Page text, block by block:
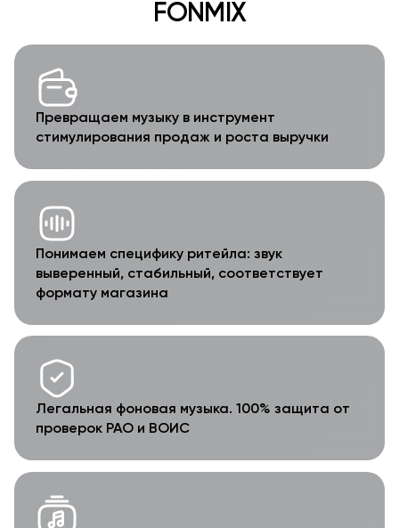
FONMIX
Превращаем музыку в инструмент
стимулирования продаж и роста выручки
Понимаем специфику ритейла: звук
выверенный, стабильный, соответствует
формату магазина
Легальная фоновая музыка. 100% защита от
проверок РАО и ВОИС